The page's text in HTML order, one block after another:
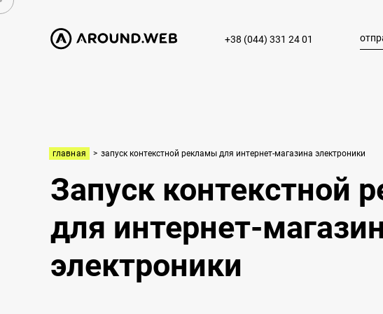
+38 (044) 331 24 01
главная > запуск контекстной рекламы для интернет-магазина электроники
Запуск контекстной
для интернет-
электроники